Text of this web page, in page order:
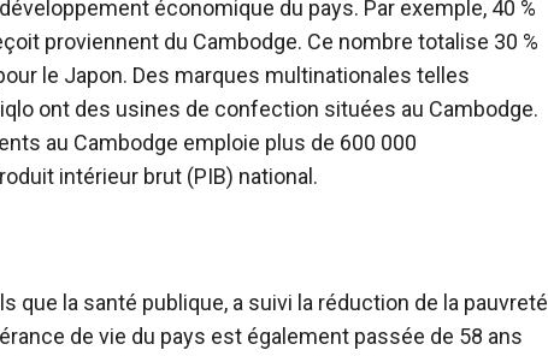
économique du pays. Par exemple, 40 %
proviennent du Cambodge. Ce nombre totalise 30 %
le Japon. Des marques multinationales telles
ont des usines de confection situées au Cambodge.
au Cambodge emploie plus de 600 000
intérieur brut (PIB) national.
que la santé publique, a suivi la réduction de la pauvreté
de vie du pays est également passée de 58 ans